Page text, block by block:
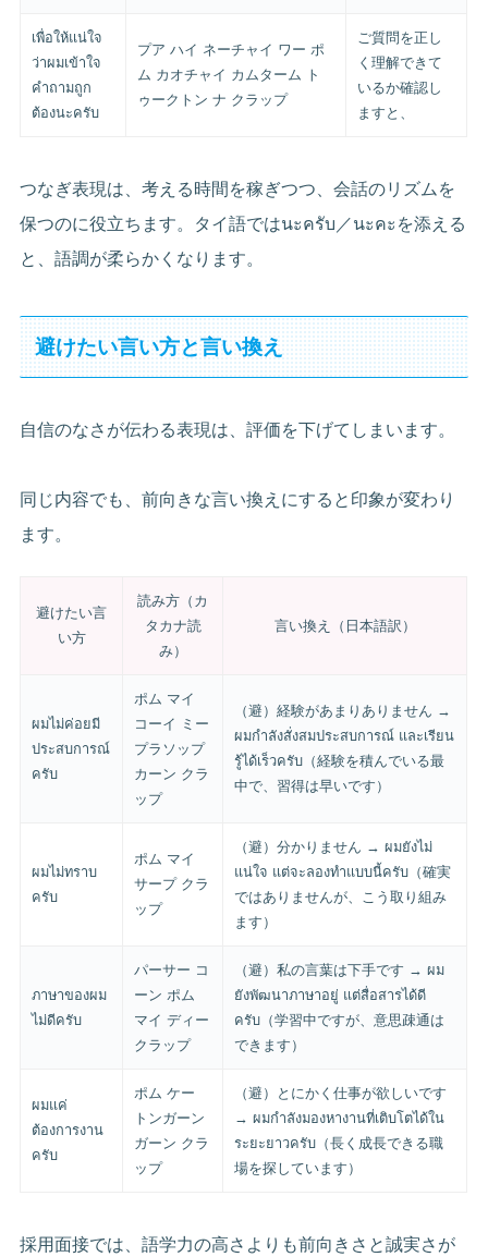
เพื่อให้แน่ใจ
ว่าผมเข้าใจ
คำถามถูก
ต้องนะครับ
プア ハイ ネーチャイ ワー ポ
ム カオチャイ カムターム ト
ゥークトン ナ クラップ
ご質問を正し
く理解できて
いるか確認し
ますと、
つなぎ表現は、考える時間を稼ぎつつ、会話のリズムを
保つのに役立ちます。タイ語ではนะครับ／นะคะを添える
と、語調が柔らかくなります。
避けたい言い方と言い換え
自信のなさが伝わる表現は、評価を下げてしまいます。
同じ内容でも、前向きな言い換えにすると印象が変わり
ます。
避けたい言
い方
読み方（カ
タカナ読
み）
言い換え（日本語訳）
ผมไม่ค่อยมี
ประสบการณ์
ครับ
ポム マイ
コーイ ミー
プラソップ
カーン クラ
ップ
（避）経験があまりありません →
ผมกำลังสั่งสมประสบการณ์ และเรียน
รู้ได้เร็วครับ（経験を積んでいる最
中で、習得は早いです）
ผมไม่ทราบ
ครับ
ポム マイ
サープ クラ
ップ
（避）分かりません → ผมยังไม่
แน่ใจ แต่จะลองทำแบบนี้ครับ（確実
ではありませんが、こう取り組み
ます）
ภาษาของผม
ไม่ดีครับ
パーサー コ
ーン ポム
マイ ディー
クラップ
（避）私の言葉は下手です → ผม
ยังพัฒนาภาษาอยู่ แต่สื่อสารได้ดี
ครับ（学習中ですが、意思疎通は
できます）
ผมแค่
ต้องการงาน
ครับ
ポム ケー
トンガーン
ガーン クラ
ップ
（避）とにかく仕事が欲しいです
→ ผมกำลังมองหางานที่เติบโตได้ใน
ระยะยาวครับ（長く成長できる職
場を探しています）
採用面接では、語学力の高さよりも前向きさと誠実さが